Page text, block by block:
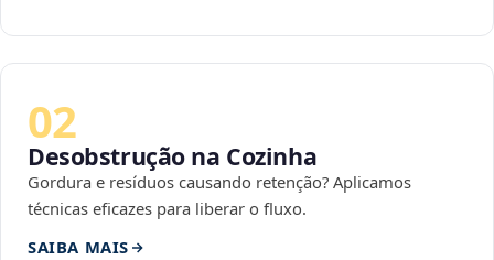
02
Desobstrução na Cozinha
Gordura e resíduos causando retenção? Aplicamos
técnicas eficazes para liberar o fluxo.
SAIBA MAIS